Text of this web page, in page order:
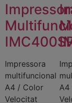
Impressora
multifuncional
A4 / Color
Velocitat
A4